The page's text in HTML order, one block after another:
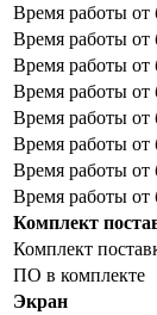
Время работы от
Время работы от
Время работы от
Время работы от
Время работы от
Время работы от
Время работы от
Время работы от
Комплект
Комплект
ПО в комплекте
Экран